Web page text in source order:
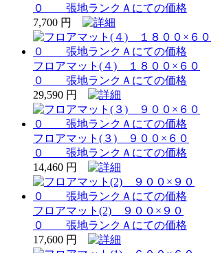
０ 張地ランクＡにての価格
7,700 円
フロアマット(４) １８００×６０
０ 張地ランクＡにての価格
29,590 円
フロアマット(３) ９００×６０
０ 張地ランクＡにての価格
14,460 円
フロアマット(2) ９００×９０
０ 張地ランクＡにての価格
17,600 円